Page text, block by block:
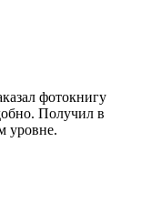
фотокнигу
Получил в
уровне.